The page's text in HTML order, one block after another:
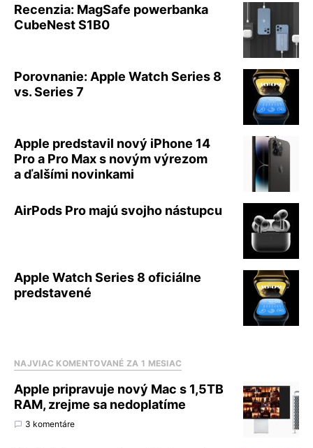
Recenzia: MagSafe powerbanka
CubeNest S1B0
Porovnanie: Apple Watch Series 8
vs. Series 7
Apple predstavil nový iPhone 14
Pro a Pro Max s novým výrezom
a ďalšími novinkami
AirPods Pro majú svojho nástupcu
Apple Watch Series 8 oficiálne
predstavené
NAJVIAC KOMENTOVANÉ ZA 1 MESIAC
Apple pripravuje nový Mac s 1,5TB
RAM, zrejme sa nedoplatíme
3 komentáre